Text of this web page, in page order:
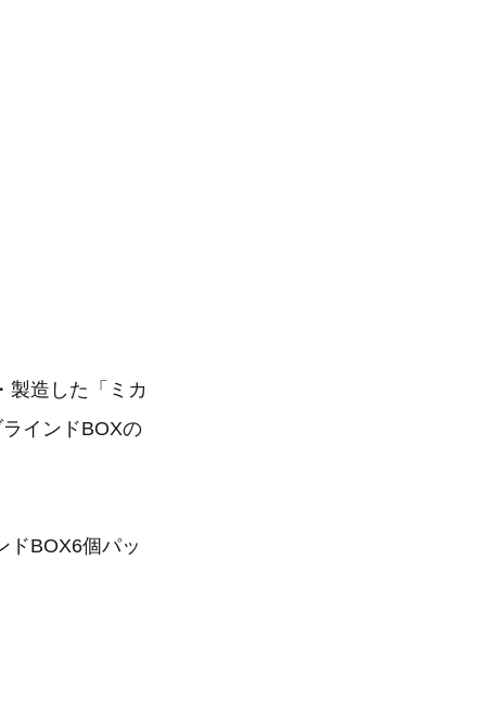
製造した「ミカ
インドBOXの
ドBOX6個パッ